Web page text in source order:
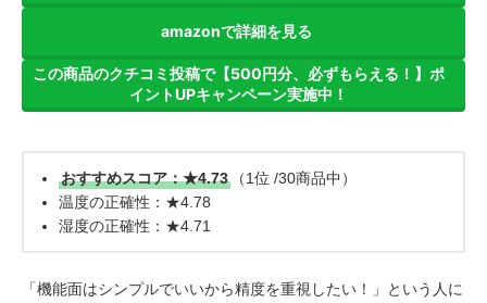
amazonで詳細を見る
この商品のクチコミ投稿で【500円分、必ずもらえる！】ポ
イントUPキャンペーン実施中！
おすすめスコア：★4.73
（1位 /30商品中）
温度の正確性：★4.78
湿度の正確性：★4.71
「機能面はシンプルでいいから精度を重視したい！」という人に